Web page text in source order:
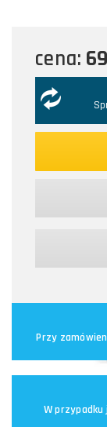
cena:
Przy
W